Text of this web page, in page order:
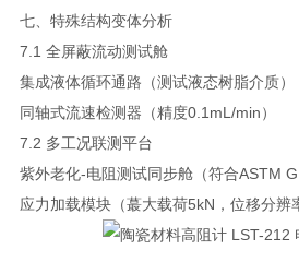
七、特殊结构变体分析
7.1 全屏蔽流动测试舱
集成液体循环通路（测试液态树脂介质）
同轴式流速检测器（精度0.1mL/min）
7.2 多工况联测平台
紫外老化-电阻测试同步舱（符合ASTM
应力加载模块（蕞大载荷5kN，位移分辨